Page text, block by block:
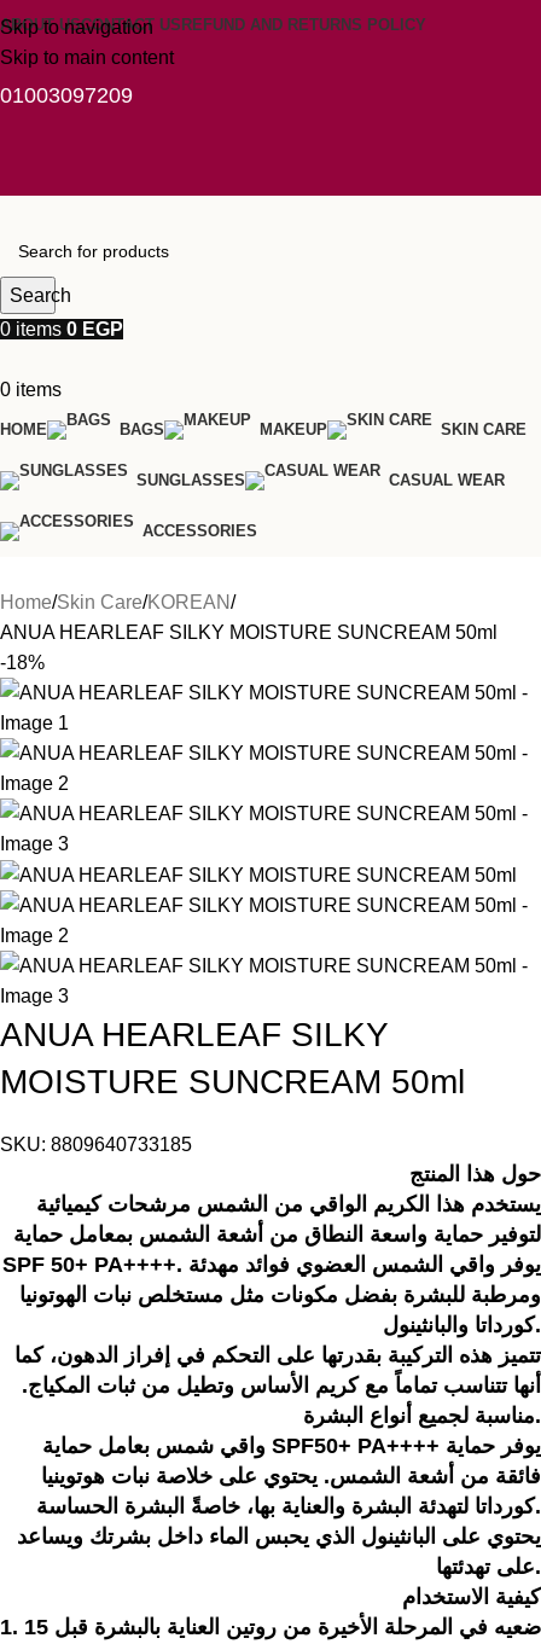
Skip to navigation
Skip to main content
ABOUT USCONTACT US REFUND AND RETURNS POLICY
01003097209
Search
0 items 0 EGP
0 items
HOME BAGS MAKEUP SKIN CARE
SUNGLASSES CASUAL WEAR
ACCESSORIES
Home Skin Care KOREAN
ANUA HEARLEAF SILKY MOISTURE SUNCREAM 50ml
-18%
ANUA HEARLEAF SILKY
MOISTURE SUNCREAM 50ml
SKU: 8809640733185
حول هذا المنتج
يستخدم هذا الكريم الواقي من الشمس مرشحات كيميائية
لتوفير حماية واسعة النطاق من أشعة الشمس بمعامل حماية
SPF 50+ PA++++. يوفر واقي الشمس العضوي فوائد مهدئة
ومرطبة للبشرة بفضل مكونات مثل مستخلص نبات الهوتونيا
كورداتا والبانثينول.
تتميز هذه التركيبة بقدرتها على التحكم في إفراز الدهون، كما
أنها تتناسب تماماً مع كريم الأساس وتطيل من ثبات المكياج.
مناسبة لجميع أنواع البشرة.
واقي شمس بعامل حماية SPF50+ PA++++ يوفر حماية
فائقة من أشعة الشمس. يحتوي على خلاصة نبات هوتوينيا
كورداتا لتهدئة البشرة والعناية بها، خاصةً البشرة الحساسة.
يحتوي على البانثينول الذي يحبس الماء داخل بشرتك ويساعد
على تهدئتها.
كيفية الاستخدام
1. ضعيه في المرحلة الأخيرة من روتين العناية بالبشرة قبل 15